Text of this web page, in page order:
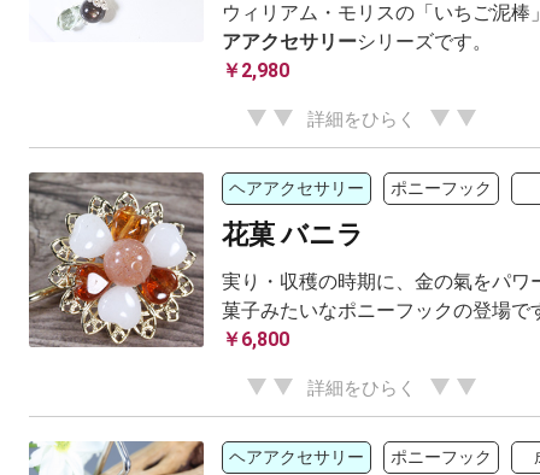
ウィリアム・モリスの「いちご泥
アアクセサリーシリーズです。
￥2,980
詳細をひらく
ヘアアクセサリー ポニーフック
花菓 バニラ
実り・収穫の時期に、金の氣をパワ
菓子みたいなポニーフックの登場で
￥6,800
詳細をひらく
ヘアアクセサリー ポニーフック